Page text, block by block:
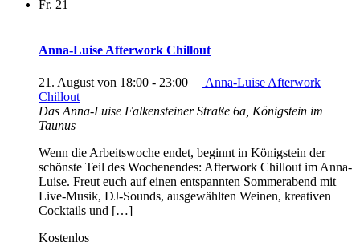
Fr. 21
Anna-Luise Afterwork Chillout
21. August von 18:00 - 23:00
Anna-Luise Afterwork
Chillout
Das Anna-Luise Falkensteiner Straße 6a, Königstein im
Taunus
Wenn die Arbeitswoche endet, beginnt in Königstein der
schönste Teil des Wochenendes: Afterwork Chillout im Anna-
Luise. Freut euch auf einen entspannten Sommerabend mit
Live-Musik, DJ-Sounds, ausgewählten Weinen, kreativen
Cocktails und […]
Kostenlos